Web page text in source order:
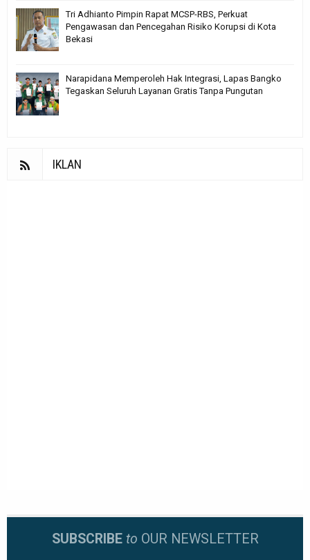
Tri Adhianto Pimpin Rapat MCSP-RBS, Perkuat
Pengawasan dan Pencegahan Risiko Korupsi di Kota
Bekasi
Narapidana Memperoleh Hak Integrasi, Lapas Bangko
Tegaskan Seluruh Layanan Gratis Tanpa Pungutan
IKLAN
SUBSCRIBE to OUR NEWSLETTER